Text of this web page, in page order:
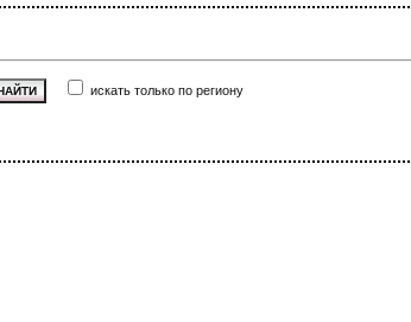
искать только по региону